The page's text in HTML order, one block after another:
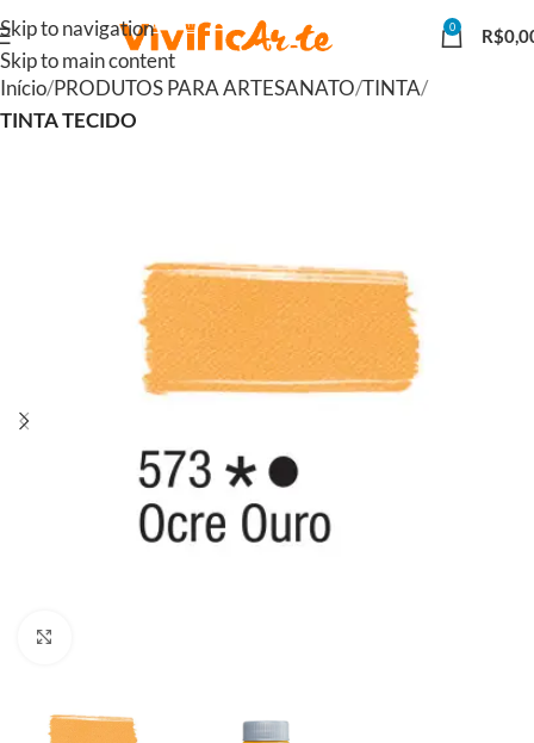
Skip to navigation
Skip to main content
0 R$
Início PRODUTOS PARA ARTESANATO TINTA
TINTA TECIDO